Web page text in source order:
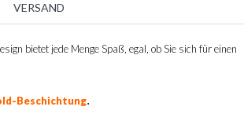
VERSAND
bietet jede Menge Spaß, egal, ob Sie sich für einen
Beschichtung.